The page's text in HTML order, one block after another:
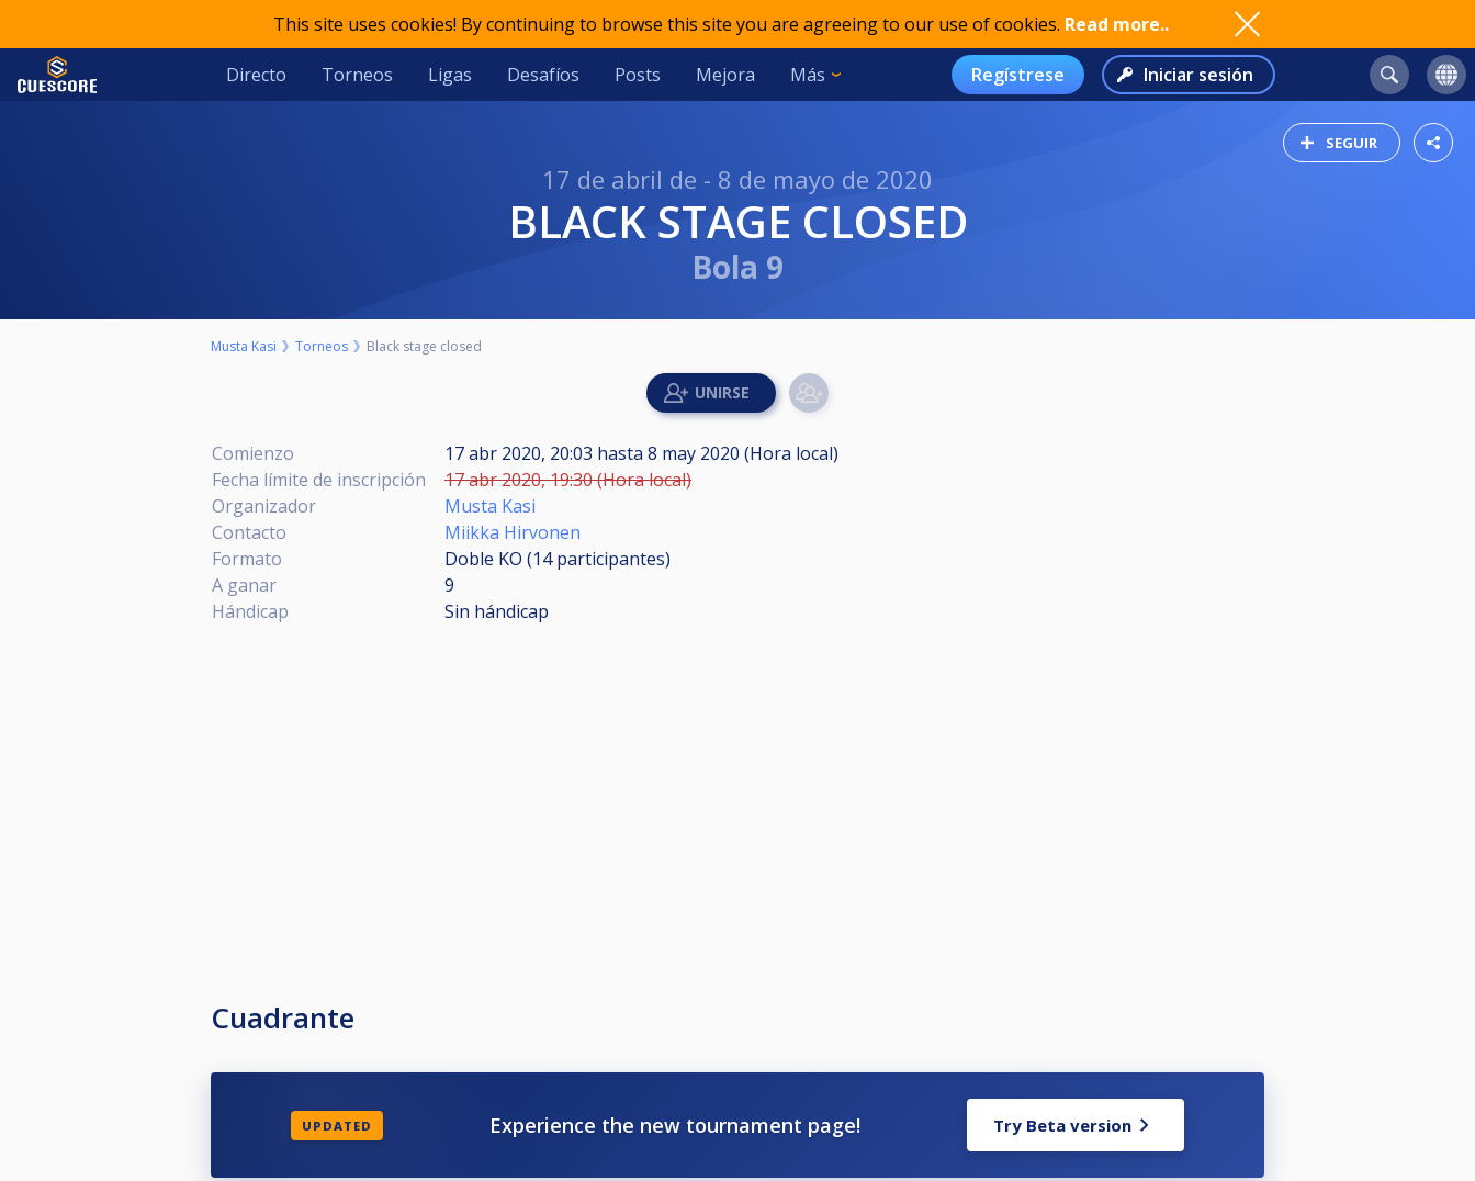
This site uses cookies! By continuing to browse this site you are agreeing to our use of cookies. Read more..
Directo Torneos Ligas Desafíos Posts Mejora Más Regístrese Iniciar sesión
SEGUIR
17 de abril de - 8 de mayo de 2020
BLACK STAGE CLOSED
Bola 9
Musta Kasi Torneos Black stage closed
Comienzo 17 abr 2020, 20:03 hasta 8 may 2020 (Hora local)
Fecha límite de inscripción
17 abr 2020, 19:30 (Hora local)
Organizador
Musta Kasi
Contacto
Miikka Hirvonen
Formato
Doble KO (14participantes)
A ganar
9
Hándicap
Sin hándicap
Cuadrante
UPDATED Experience the new tournament page! Try Beta version